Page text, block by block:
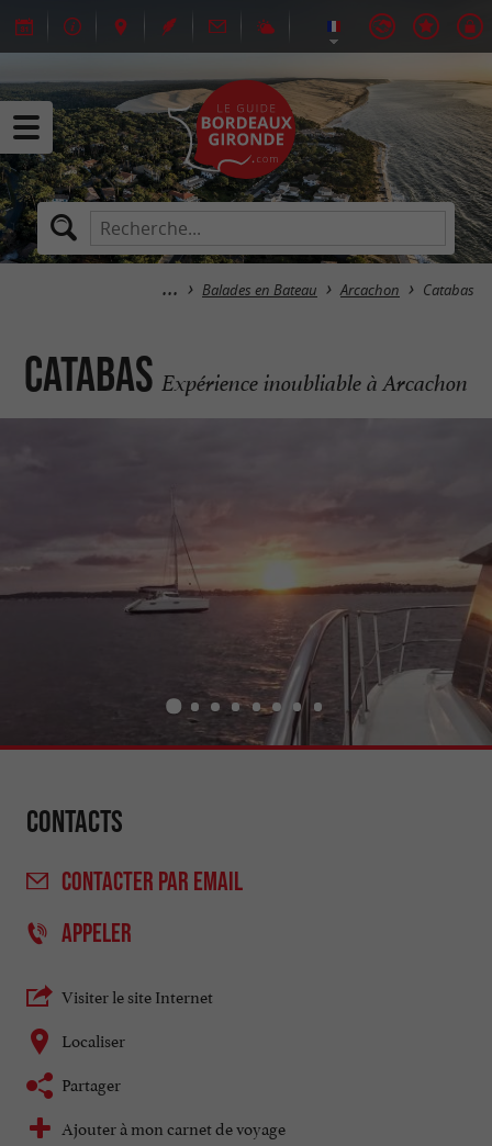
Balades en Bateau Arcachon Catabas
Catabas Expérience inoubliable à Arcachon
Contacts
CONTACTER PAR EMAIL
APPELER
Visiter le site Internet
Localiser
Partager
Ajouter à mon carnet de voyage